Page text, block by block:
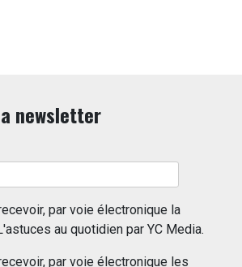
newsletter
par voie électronique la
au quotidien par YC Media.
par voie électronique les